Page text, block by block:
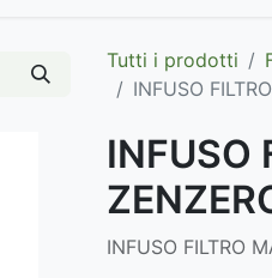
Tutti i prodotti
INFUSO
INFUSO
INFUSO FILTRO